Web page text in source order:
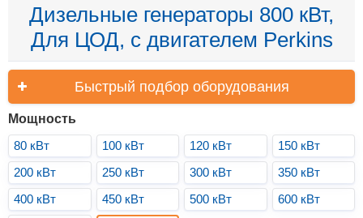
Дизельные генераторы 800 кВт,
Для ЦОД, с двигателем Perkins
Быстрый подбор оборудования
Мощность
80 кВт
100 кВт 120 кВт
150 кВт
200 кВт
250 кВт 300 кВт
350 кВт
400 кВт
450 кВт 500 кВт
600 кВт